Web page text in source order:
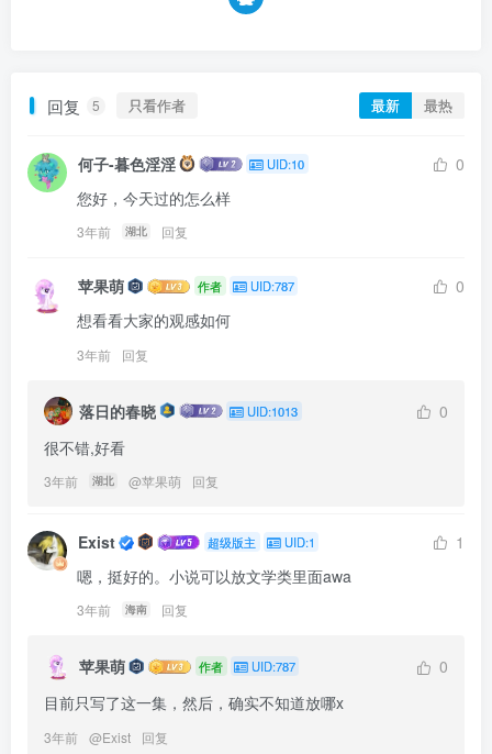
“瑞瑞姐姐好久不见，这里布置地和你一样都美极了。”这
样美的无可挑剔。
“哼~”貌似有谁小声哼了一声。
“哦，苹果萌，好久不见，感谢夸奖~”瑞瑞仰了仰头接受
了我的话，随后眼睛时不时的瞟向我的胸口。
“你的莫桑石可真完美，即使过去这么多年依然不减光
辉。”一边客套着，一边拉着我们向外走去。
该知道欢迎派对的事情了吧”
“嗯，我们刚从萍琪派那里过来，至于这块宝石，我的父
母说是一个非常重要的朋友对我的馈赠与保护，所以我
一直都有小心呵护它。不过每当我问到是什么朋友的时
候，他们总是笑而不语打哑谜。”一边看着粉色宝石中映
了，柔柔她应该也在往那边走了，我们直接过去吧。”
____________________________________________
___________________________________________
回复 5 只看作者 最新 最热
何子-暮色淫淫 UID:10
0
您好，今天过的怎么样
3年前 湖北 回复
苹果萌 作者 UID:787
0
想看看大家的观感如何
3年前 回复
落日的春晓 UID:1013
0
很不错,好看
3年前 湖北 @苹果萌 回复
Exist 超级版主 UID:1
1
嗯，挺好的。小说可以放文学类里面awa
3年前 海南 回复
苹果萌 作者 UID:787
0
目前只写了这一集，然后，确实不知道放哪x
3年前 @Exist 回复